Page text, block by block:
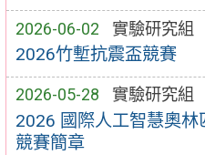
2026-06-02 實驗研究組
2026竹塹抗震盃競賽
2026-05-28 實驗研究組
2026 國際人工智慧奧林
競賽簡章